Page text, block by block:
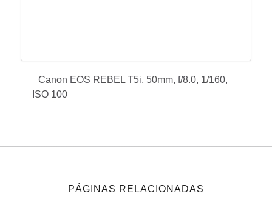
Canon EOS REBEL T5i, 50mm, f/8.0, 1/160,
ISO 100
PÁGINAS RELACIONADAS